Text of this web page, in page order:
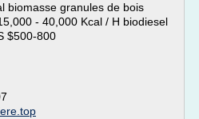
biomasse granules de bois
- 40,000 Kcal / H biodiesel
$500-800